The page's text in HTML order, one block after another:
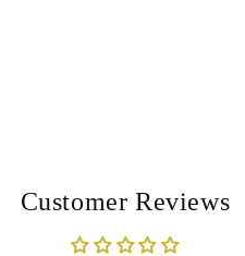
Customer Reviews